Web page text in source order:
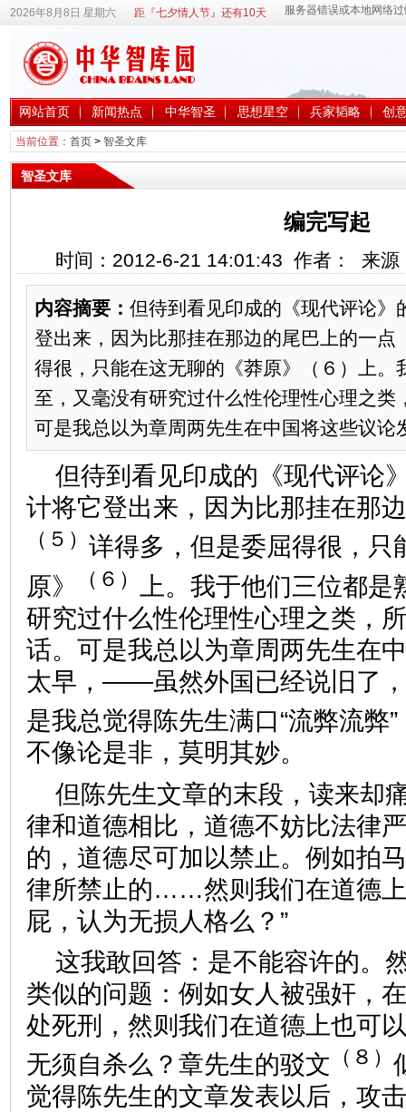
2026年8月8日 星期六 距『七夕情人节』还有10天
网站首页 新闻热点 中华智圣 思想星空 兵家韬略 创
当前位置： 首页> 智圣文库
智圣文库
编完写起
时间：2012-6-21 14:01:43 作者： 来
内容摘要： 但待到看见印成的《现代评论》
登出来，因为比那挂在那边的尾巴上的一点
得很，只能在这无聊的《莽原》（６）上。
至，又毫没有研究过什么性伦理性心理之类
可是我总以为章周两先生在中国将这些议
但待到看见印成的《现代评论
计将它登出来，因为比那挂在那
（５） 详得多，但是委屈得很，只
原》
（６）
上。我于他们三位都
研究过什么性伦理性心理之类，
话。可是我总以为章周两先生在
太早，——虽然外国已经说旧了
是我总觉得陈先生满口“流弊流弊”
不像论是非，莫明其妙。
但陈先生文章的末段，读来
律和道德相比，道德不妨比法律
的，道德尽可加以禁止。例如拍
律所禁止的……然则我们在道德
屁，认为无损人格么？”
这我敢回答：是不能容许的。
类似的问题：例如女人被强奸，
处死刑，然则我们在道德上也可
无须自杀么？章先生的驳文 （８）
觉得陈先生的文章发表以后，攻